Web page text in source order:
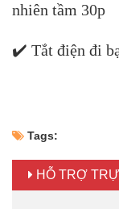
nhiên tầm 30p
✔️ Tắt điện đi
Tags:
HỖ TRỢ